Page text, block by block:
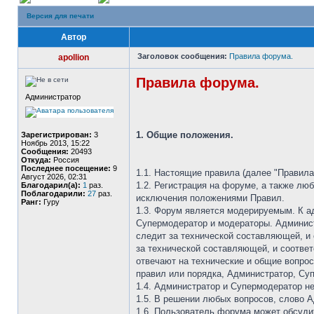
Версия для печати
Автор
apollion Заголовок сообщения: Правила форума.
Администратор
Зарегистрирован: 3
Ноябрь 2013, 15:22
Сообщения: 20493
Откуда: Россия
Последнее посещение: 9
Август 2026, 02:31
Благодарил(а): 1 раз.
Поблагодарили: 27 раз.
Ранг: Гуру
Правила форума.
1. Общие положения.
1.1. Настоящие правила (далее
1.2. Регистрация на форуме, а также
исключения положениями Правил.
1.3. Форум является модерируемым. К
Супермодератор и модераторы.
следит за технической составляющей,
за технической составляющей, и
отвечают на технические и общие
правил или порядка, Администратор,
1.4. Администратор и Супермодератор
1.5. В решении любых вопросов, слово
1.6. Пользователь форума может